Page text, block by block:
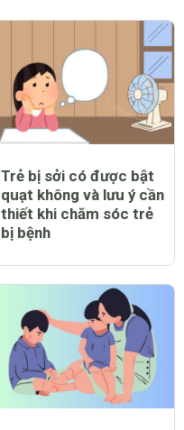
Trẻ bị sởi có được bật
quạt không và lưu ý cần
thiết khi chăm sóc trẻ
bị bệnh